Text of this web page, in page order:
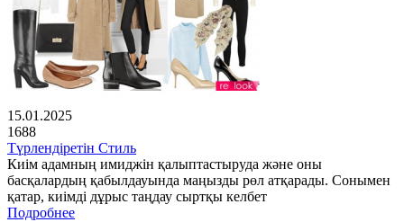
15.01.2025
1688
Түрлендіретін Стиль
Киім адамның имиджін қалыптастыруда және оны
басқалардың қабылдауында маңызды рөл атқарады. Сонымен
қатар, киімді дұрыс таңдау сыртқы келбет
Подробнее